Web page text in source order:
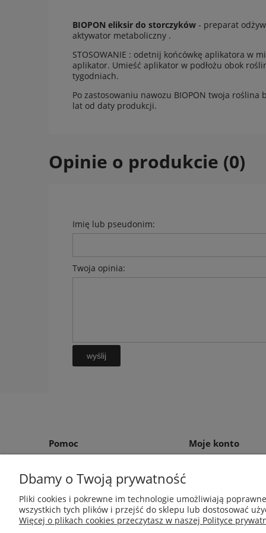
BIOPON eliksir do storczyków - preparat
aktywator metaboliczny .
STOSOWANIE : odetnij końcówkę aplikatora w
aplikator. Umieść aplikator w podłożu obok
tygodniach.
Po zastosowaniu nawozu BIOPON twoja
lat od daty produkcji.
Opinie o produkcie (0)
Imię lub pseudonim:
Twoja opinia:
wyślij
Pomoc
Zwroty i reklamacje
Regulamin
Moje konto
Przechowalnia
Środki do zwalczania szkodników Aga Pułapki |
Dbamy o Twoją prywatność
Pliki cookies i pokrewne im technologie umożliwiają
wszystkich tych plików i przejść do sklepu lub dostosować
Więcej o plikach cookies przeczytasz w naszej Polityce